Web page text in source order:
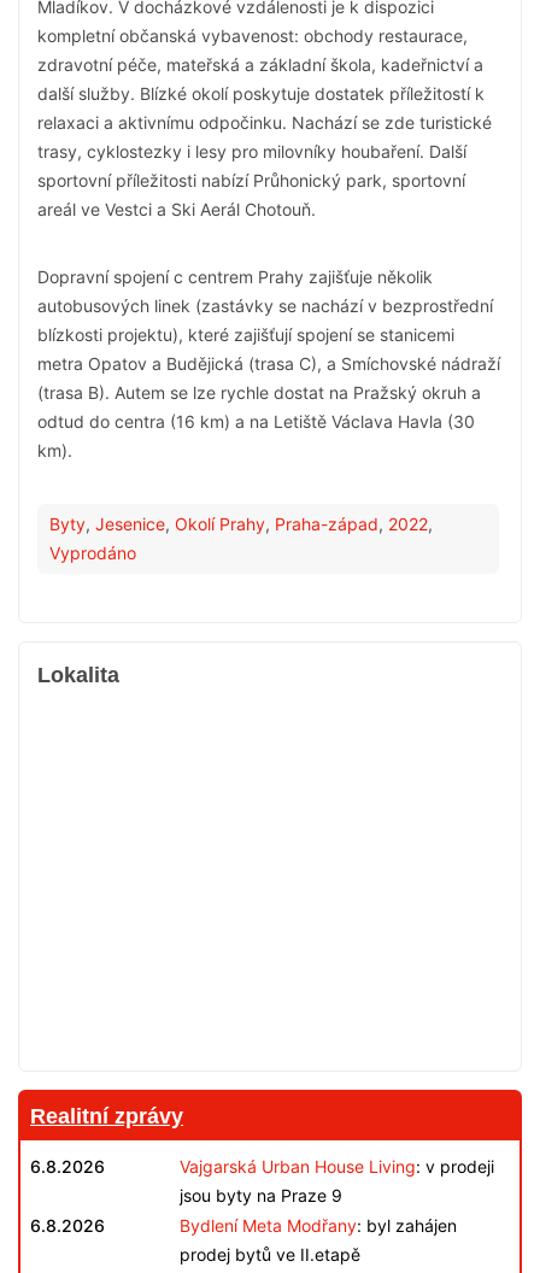
Mladíkov. V docházkové vzdálenosti je k dispozici
kompletní občanská vybavenost: obchody restaurace,
zdravotní péče, mateřská a základní škola, kadeřnictví a
další služby. Blízké okolí poskytuje dostatek příležitostí k
relaxaci a aktivnímu odpočinku. Nachází se zde turistické
trasy, cyklostezky i lesy pro milovníky houbaření. Další
sportovní příležitosti nabízí Průhonický park, sportovní
areál ve Vestci a Ski Aerál Chotouň.
Dopravní spojení c centrem Prahy zajišťuje několik
autobusových linek (zastávky se nachází v bezprostřední
blízkosti projektu), které zajišťují spojení se stanicemi
metra Opatov a Budějická (trasa C), a Smíchovské nádraží
(trasa B). Autem se lze rychle dostat na Pražský okruh a
odtud do centra (16 km) a na Letiště Václava Havla (30
km).
Byty, Jesenice, Okolí Prahy, Praha-západ, 2022,
Vyprodáno
Lokalita
Realitní zprávy
6.8.2026 Vajgarská Urban House Living: v prodeji
jsou byty na Praze 9
6.8.2026
Bydlení Meta Modřany: byl zahájen
prodej bytů ve II.etapě